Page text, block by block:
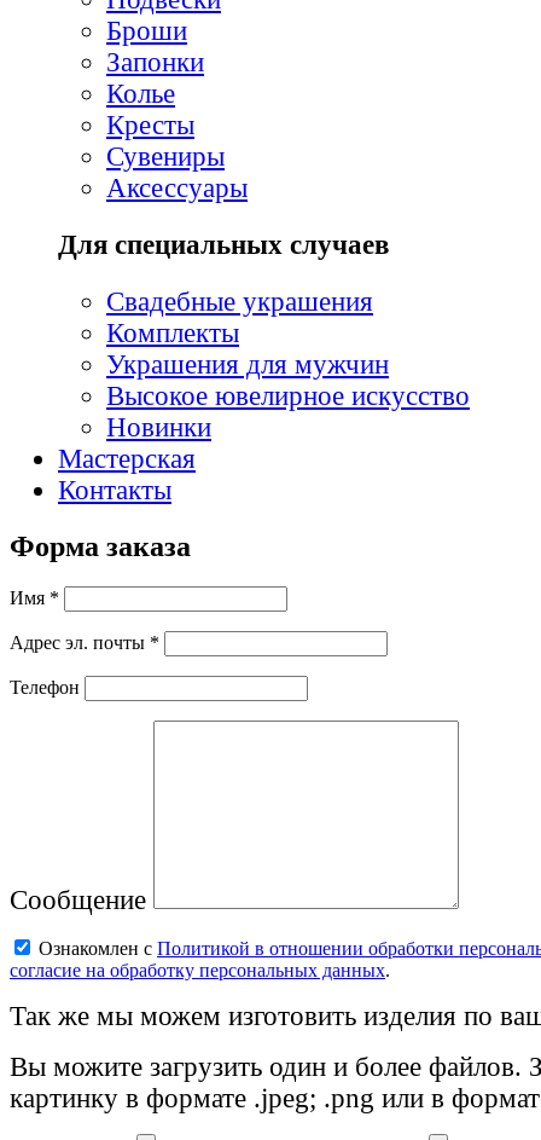
Броши
Запонки
Колье
Кресты
Сувениры
Аксессуары
Для специальных случаев
Свадебные украшения
Комплекты
Украшения для мужчин
Высокое ювелирное искусство
Новинки
Мастерская
Контакты
Форма заказа
Имя *
Адрес эл. почты *
Телефон
Сообщение
Ознакомлен с Политикой в отношении обработки
согласие на обработку персональных данных.
Так же мы можем изготовить изделия по
Вы можите загрузить один и более файлов.
картинку в формате .jpeg; .png или в